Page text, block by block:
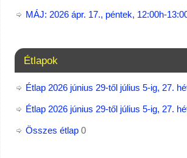
MÁJ: 2026 ápr. 17., péntek, 12:00h-
Étlapok
Étlap 2026 június 29-től július 5-ig, 27.
Étlap 2026 június 29-től július 5-ig, 27.
Összes étlap0